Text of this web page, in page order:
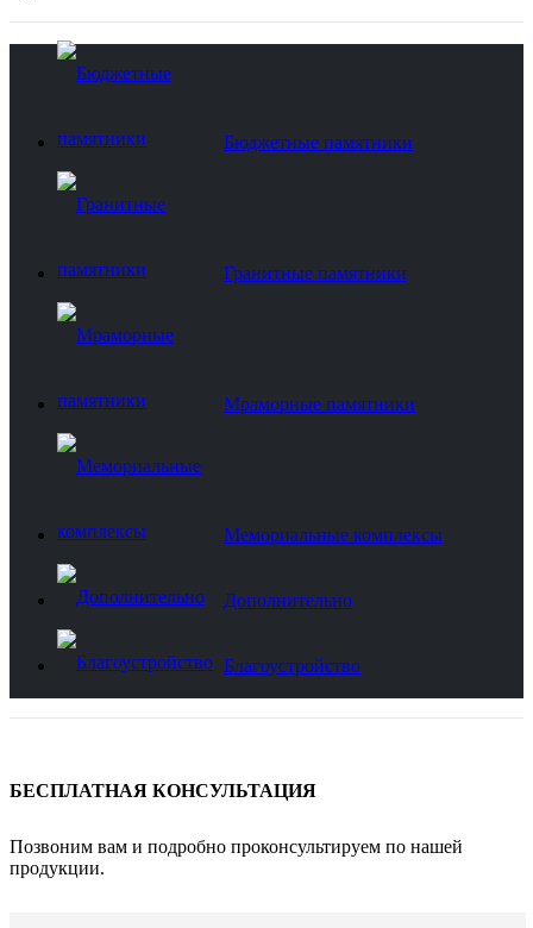
Бюджетные памятники
Гранитные памятники
Мраморные памятники
Мемориальные комплексы
Дополнительно
Благоустройство
БЕСПЛАТНАЯ КОНСУЛЬТАЦИЯ
Позвоним вам и подробно проконсультируем по нашей
продукции.